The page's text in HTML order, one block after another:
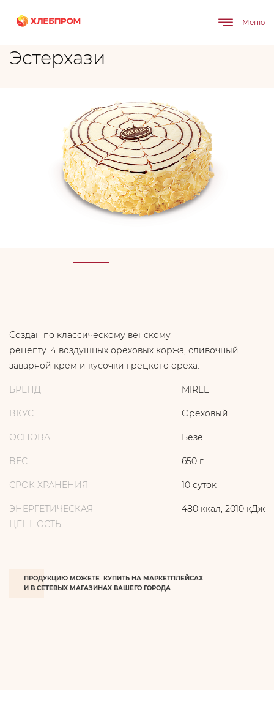
Меню
Эстерхази
Создан по классическому венскому
рецепту. 4 воздушных ореховых коржа, сливочный
заварной крем и кусочки грецкого ореха.
БРЕНД
ВКУС
ОСНОВА
ВЕС
СРОК ХРАНЕНИЯ
ЭНЕРГЕТИЧЕСКАЯ
ЦЕННОСТЬ
MIREL
Ореховый
Безе
650 г
10 суток
480 ккал, 2010 кДж
ПРОДУКЦИЮ МОЖЕТЕ КУПИТЬ НА МАРКЕТПЛЕЙСАХ
И В СЕТЕВЫХ МАГАЗИНАХ ВАШЕГО ГОРОДА